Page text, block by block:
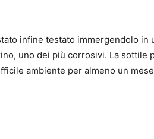
infine testato immergendolo in
uno dei più corrosivi. La sottile
ambiente per almeno un